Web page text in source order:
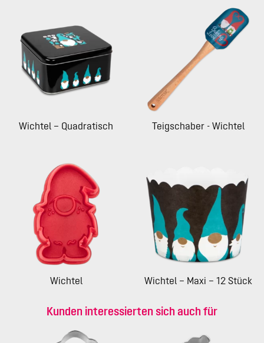
Wichtel – Quadratisch Teigschaber - Wichtel
Wichtel Wichtel – Maxi – 12 Stück
Kunden interessierten sich auch für